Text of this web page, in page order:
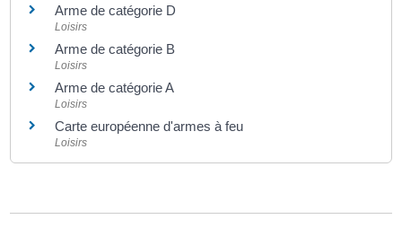
Arme de catégorie D
Loisirs
Arme de catégorie B
Loisirs
Arme de catégorie A
Loisirs
Carte européenne d'armes à feu
Loisirs